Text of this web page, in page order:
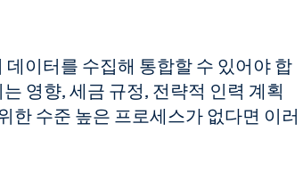
이터를 수집해 통합할 수 있어야 합
영향, 세금 규정, 전략적 인력 계획
한 수준 높은 프로세스가 없다면 이러